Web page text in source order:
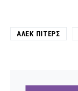
ΆΛΕΚ ΠΊΤΕΡΣ